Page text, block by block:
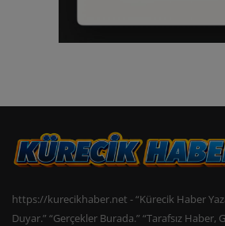
https://kurecikhaber.net - “Kürecik Haber
Duyar.” “Gerçekler Burada.” “Tarafsız Haber,